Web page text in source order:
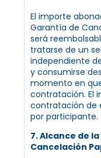
El importe
Garantía de
será
tratarse de un
independiente
y consumirse
momento en
contratación. El
contratación de
por participante.
7. Alcance de
Cancelación